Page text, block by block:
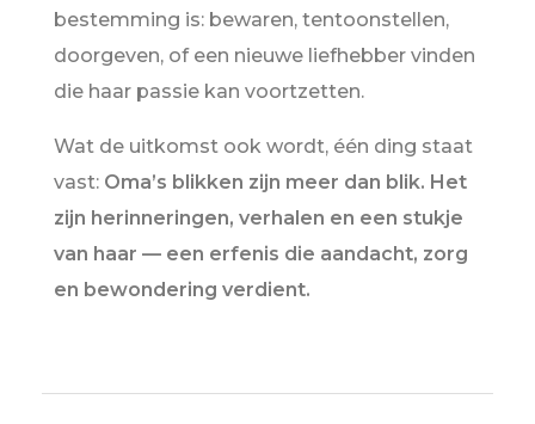
bestemming is: bewaren, tentoonstellen,
doorgeven, of een nieuwe liefhebber vinden
die haar passie kan voortzetten.
Wat de uitkomst ook wordt, één ding staat
vast: Oma’s blikken zijn meer dan blik. Het
zijn herinneringen, verhalen en een stukje
van haar — een erfenis die aandacht, zorg
en bewondering verdient.